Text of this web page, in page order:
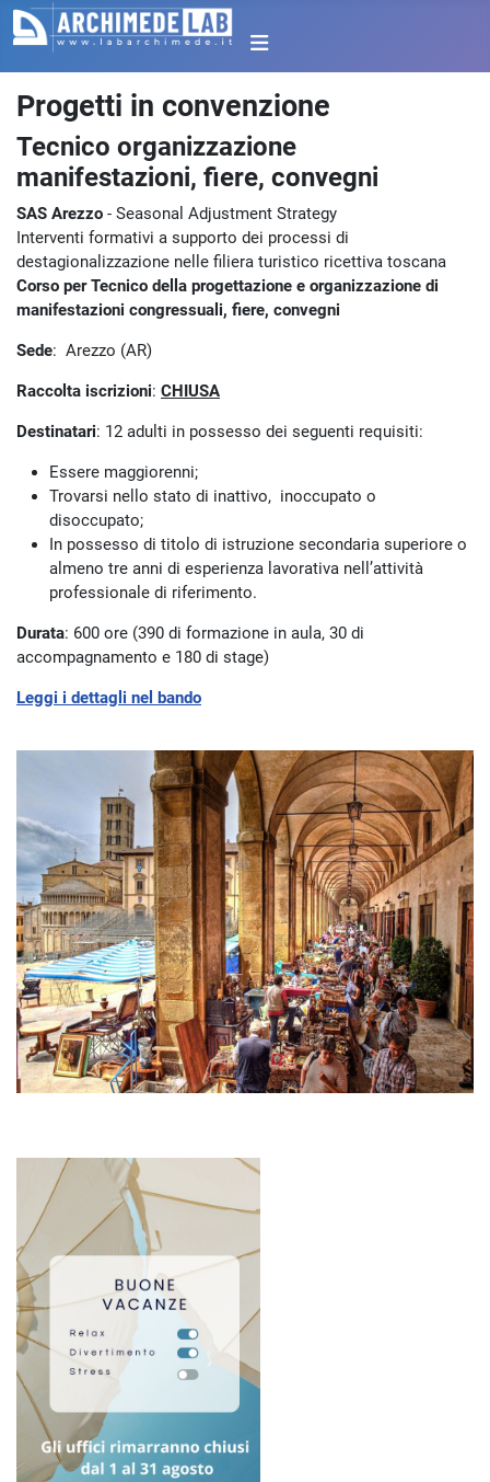
Progetti in convenzione
Tecnico organizzazione
manifestazioni, fiere, convegni
SAS Arezzo - Seasonal Adjustment Strategy
Interventi formativi a supporto dei processi di
destagionalizzazione nelle filiera turistico ricettiva toscana
Corso per Tecnico della progettazione e organizzazione di
manifestazioni congressuali, fiere, convegni
Sede: Arezzo (AR)
Raccolta iscrizioni: CHIUSA
Destinatari: 12 adulti in possesso dei seguenti requisiti:
Essere maggiorenni;
Trovarsi nello stato di inattivo, inoccupato o
disoccupato;
In possesso di titolo di istruzione secondaria superiore o
almeno tre anni di esperienza lavorativa nell’attività
professionale di riferimento.
Durata: 600 ore (390 di formazione in aula, 30 di
accompagnamento e 180 di stage)
Leggi i dettagli nel bando